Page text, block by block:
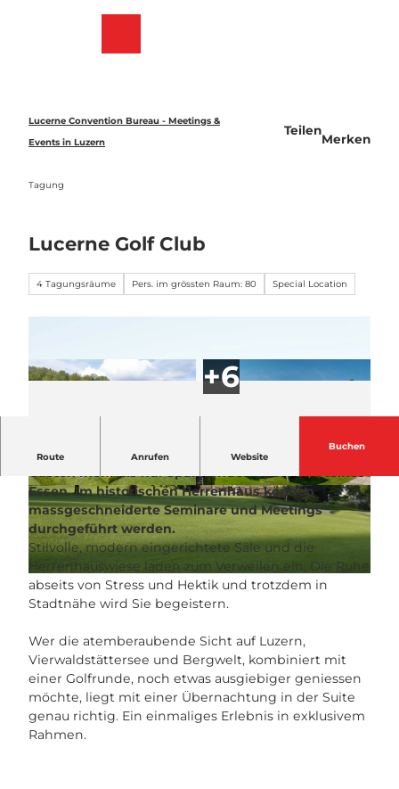
Lucerne Convention Bureau - Meetings &
Events in Luzern
Tagung
Teilen
Merken
Lucerne Golf Club
4 Tagungsräume Pers. im grössten Raum: 80 Special Location
© NIQUE NAGER, NIQUE NAGERNIQUE@KLICKT.CH0041796068700| CC-BY-NC-ND
© Golf Club Lucerne |CC-BY-NC-ND
© arnet fotografik, Christoph Arnet, arnet foto
grafik Christoph Arnet |
CC-BY-NC-ND
Route Anrufen Website
Buchen
Der Lucerne Golf Club bietet Mitgliedern und
Gästen mehr als nur spannenden Sport und feines
Essen. Im historischen Herrenhaus können
massgeschneiderte Seminare und Meetings
durchgeführt werden.
Stilvolle, modern eingerichtete Säle und die
Herrenhauswiese laden zum Verweilen ein. Die Ruhe
abseits von Stress und Hektik und trotzdem in
Stadtnähe wird Sie begeistern.
Wer die atemberaubende Sicht auf Luzern,
Vierwaldstättersee und Bergwelt, kombiniert mit
einer Golfrunde, noch etwas ausgiebiger geniessen
möchte, liegt mit einer Übernachtung in der Suite
genau richtig. Ein einmaliges Erlebnis in exklusivem
Rahmen.